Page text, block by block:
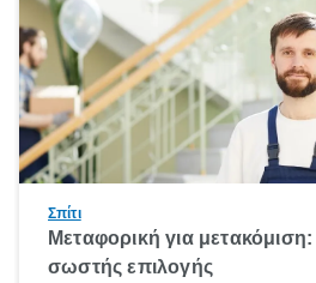
Σπίτι
Μεταφορική για
σωστής επιλογής